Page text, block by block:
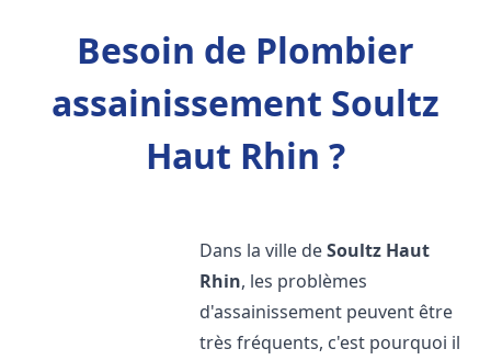
Besoin de Plombier
assainissement Soultz
Haut Rhin ?
Dans la ville deSoultz Haut
Rhin, les problèmes
d'assainissement peuvent être
très fréquents, c'est pourquoi il